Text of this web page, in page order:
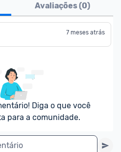
Avaliações (0)
7 meses atrás
Diga o que você
para a comunidade.